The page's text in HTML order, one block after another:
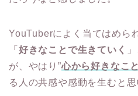
YouTuberによく当てはめら
「 好きなことで生きていく
が、やはり”心から好きなこ
る人の共感や感動を生むと思